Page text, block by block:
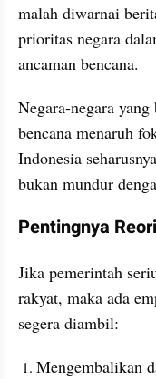
malah diwarnai
prioritas negara
ancaman bencana.
Negara-negara
bencana menaruh
Indonesia
bukan mundur
Pentingnya
Jika pemerintah
rakyat, maka ada
segera diambil:
Mengembalikan